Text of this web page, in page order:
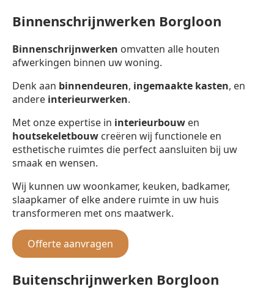
Binnenschrijnwerken Borgloon
Binnenschrijnwerken omvatten alle houten
afwerkingen binnen uw woning.
Denk aan binnendeuren, ingemaakte kasten, en
andere interieurwerken.
Met onze expertise in interieurbouw en
houtsekeletbouw creëren wij functionele en
esthetische ruimtes die perfect aansluiten bij uw
smaak en wensen.
Wij kunnen uw woonkamer, keuken, badkamer,
slaapkamer of elke andere ruimte in uw huis
transformeren met ons maatwerk.
Offerte aanvragen
Buitenschrijnwerken Borgloon